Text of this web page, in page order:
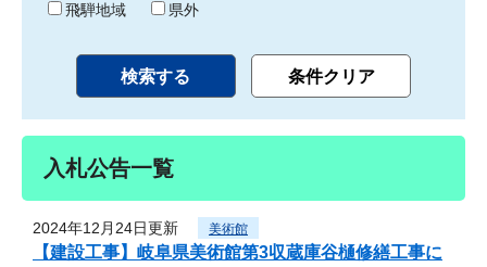
飛騨地域
県外
入札公告一覧
2024年12月24日更新 美術館
【建設工事】岐阜県美術館第3収蔵庫谷樋修繕工事に